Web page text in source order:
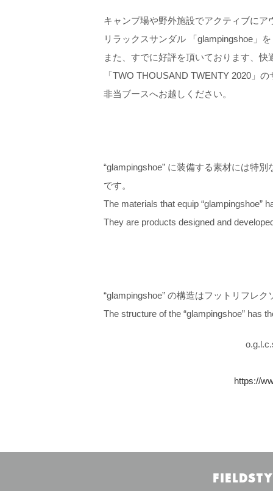
キャンプ場や野外施設でアクティブに
リラックスサンダル 「glampingshoe」
また、すでに好評を頂いております、
「TWO THOUSAND TWENTY 2020」
非当ブースへお越しください。
“glampingshoe” に装備する素材には特
です。
The materials that equip “glampingshoe”
They are products designed and
“glampingshoe” の構造はフットリフレ
The structure of the “glampingshoe” has
https://